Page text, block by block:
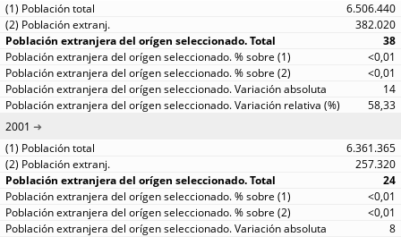
6.506.440
382.020
38
<0,01
<0,01
14
58,33
2001
6.361.365
257.320
24
<0,01
<0,01
8